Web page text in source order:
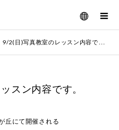
メニュー
9/2(日)写真教室のレッスン内容です。
スン内容です。
丘にて開催される